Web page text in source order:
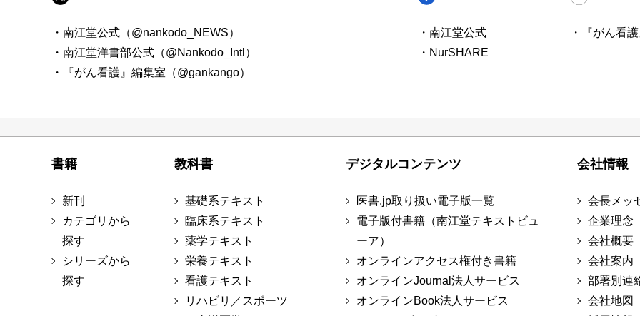
・南江堂公式（@nankodo_NEWS）
・南江堂洋書部公式（@Nankodo_Intl）
・『がん看護』編集室（@gankango）
・南江堂公式
・NurSHARE
・『がん看
書籍
新刊
カテゴリから
探す
シリーズから
探す
教科書
基礎系テキスト
臨床系テキスト
薬学テキスト
栄養テキスト
看護テキスト
リハビリ／スポーツ
デジタルコンテンツ
医書.jp取り扱い電子版一覧
電子版付書籍（南江堂テキストビュ
ーア）
オンラインアクセス権付き書籍
オンラインJournal法人サービス
オンラインBook法人サービス
会社情報
会長メッ
企業理念
会社概要
会社案内
部署別連
会社地図